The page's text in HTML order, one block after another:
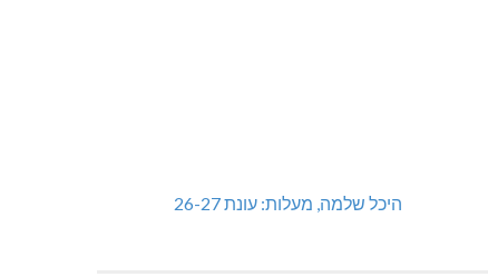
היכל שלמה, מעלות: עונת 26-27